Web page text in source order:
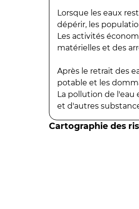
Lorsque les eaux
dépérir, les
Les activités
matérielles et des
Après le retrait des
potable et les
La pollution de l'eau
et d'autres
Cartographie des